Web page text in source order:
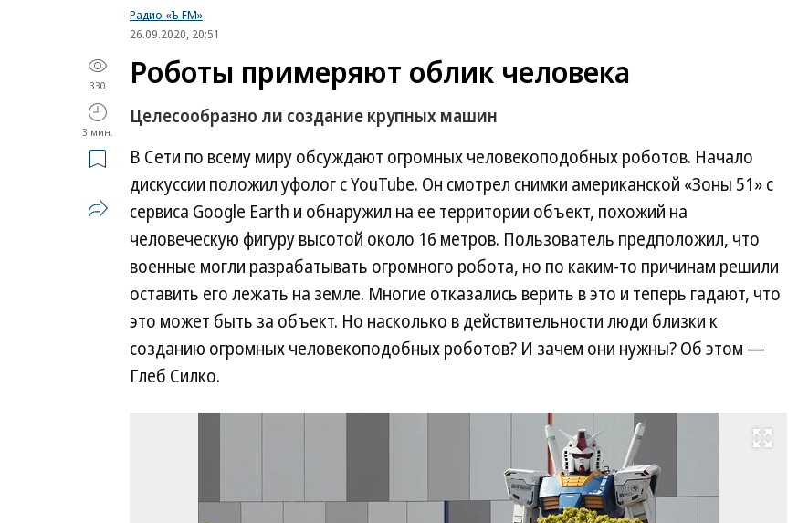
Радио «Ъ FM»
26.09.2020, 20:51
330
3 мин.
Роботы примеряют облик человека
Целесообразно ли создание крупных машин
В Сети по всему миру обсуждают огромных человекоподобных роботов. Начало
дискуссии положил уфолог с YouTube. Он смотрел снимки американской «Зоны 51» с
сервиса Google Earth и обнаружил на ее территории объект, похожий на
человеческую фигуру высотой около 16 метров. Пользователь предположил, что
военные могли разрабатывать огромного робота, но по каким-то причинам решили
оставить его лежать на земле. Многие отказались верить в это и теперь гадают, что
это может быть за объект. Но насколько в действительности люди близки к
созданию огромных человекоподобных роботов? И зачем они нужны? Об этом —
Глеб Силко.
Развернуть на весь экран